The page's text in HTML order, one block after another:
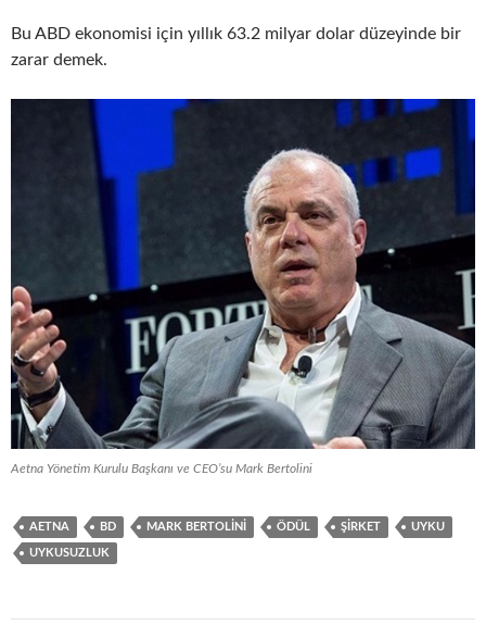
Bu ABD ekonomisi için yıllık 63.2 milyar dolar düzeyinde bir
zarar demek.
Aetna Yönetim Kurulu Başkanı ve CEO’su Mark Bertolini
AETNA BD MARK BERTOLINI ÖDÜL ŞIRKET UYKU
UYKUSUZLUK